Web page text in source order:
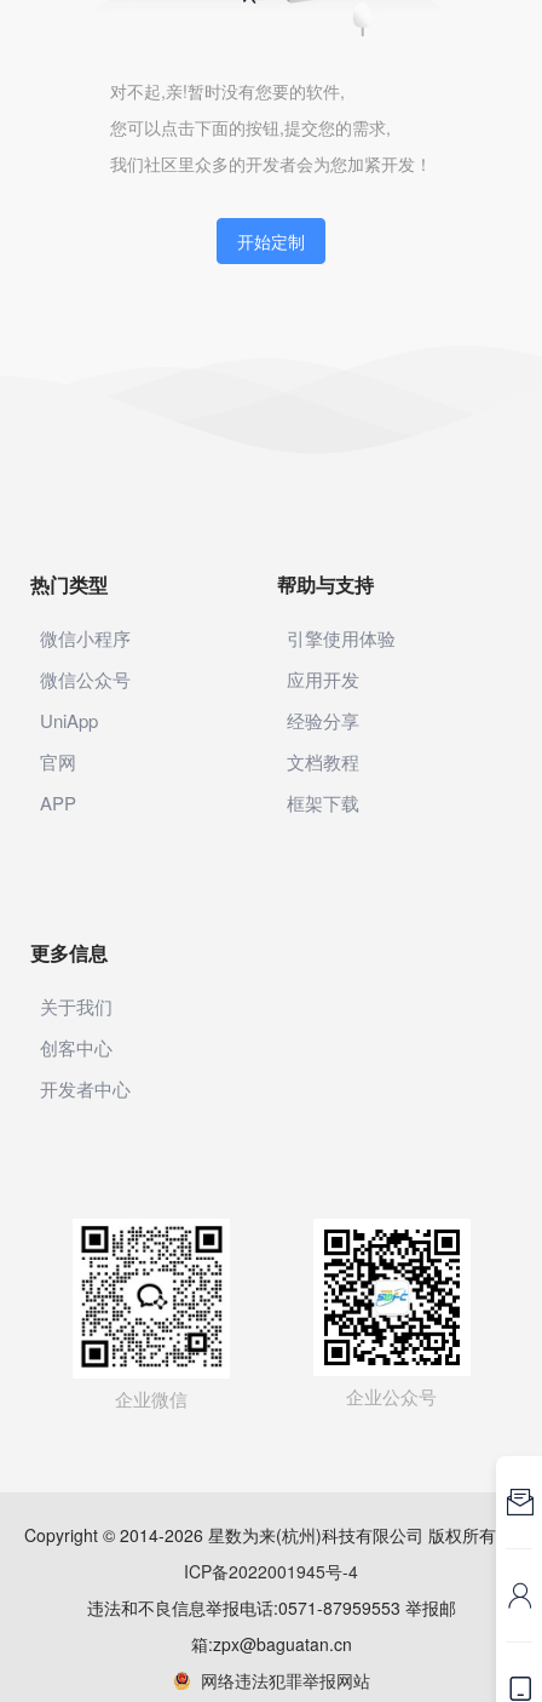
对不起,亲!暂时没有您要的软件,
您可以点击下面的按钮,提交您的需求,
我们社区里众多的开发者会为您加紧开发！
开始定制
热门类型
微信小程序
微信公众号
UniApp
官网
APP
帮助与支持
引擎使用体验
应用开发
经验分享
文档教程
框架下载
更多信息
关于我们
创客中心
开发者中心
企业微信 企业公众号
Copyright © 2014-2026 星数为来(杭州)科技有限公司 版权所有
ICP备2022001945号-4
违法和不良信息举报电话:0571-87959553 举报邮
箱:zpx@baguatan.cn
网络违法犯罪举报网站


